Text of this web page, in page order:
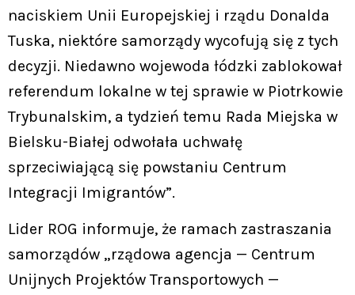
naciskiem Unii Europejskiej i rządu Donalda
Tuska, niektóre samorządy wycofują się z tych
decyzji. Niedawno wojewoda łódzki zablokował
referendum lokalne w tej sprawie w Piotrkowie
Trybunalskim, a tydzień temu Rada Miejska w
Bielsku-Białej odwołała uchwałę
sprzeciwiającą się powstaniu Centrum
Integracji Imigrantów”.
Lider ROG informuje, że ramach zastraszania
samorządów „rządowa agencja — Centrum
Unijnych Projektów Transportowych —